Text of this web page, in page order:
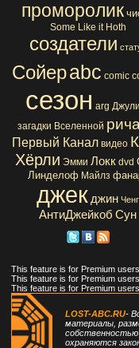
проморолик
Some Like it Hoth
создатели
Сойерabc comic
сезон arg
загадки Вселенной
Первый Канал видео
Хёрли Эмми Локк dvd
Линделоф Майлз
джек джин Ченг
АнтиДжейкоб Сун
This feature is for Premium
This feature is for Premium
This feature is for Premium
LOST-ABC.RU-
материалы,
собственностью
охраняются